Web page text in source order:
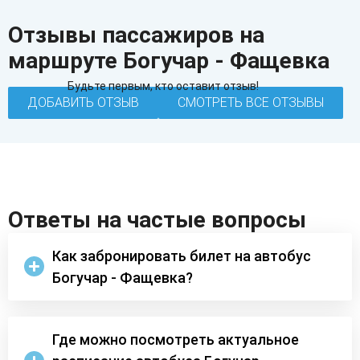
Отзывы пассажиров на
маршруте Богучар - Фащевка
Будьте первым, кто оставит отзыв!
ДОБАВИТЬ ОТЗЫВ СМОТРЕТЬ ВСЕ ОТЗЫВЫ
Ответы на частые вопросы
Как забронировать билет на автобус
Богучар - Фащевка?
Где можно посмотреть актуальное